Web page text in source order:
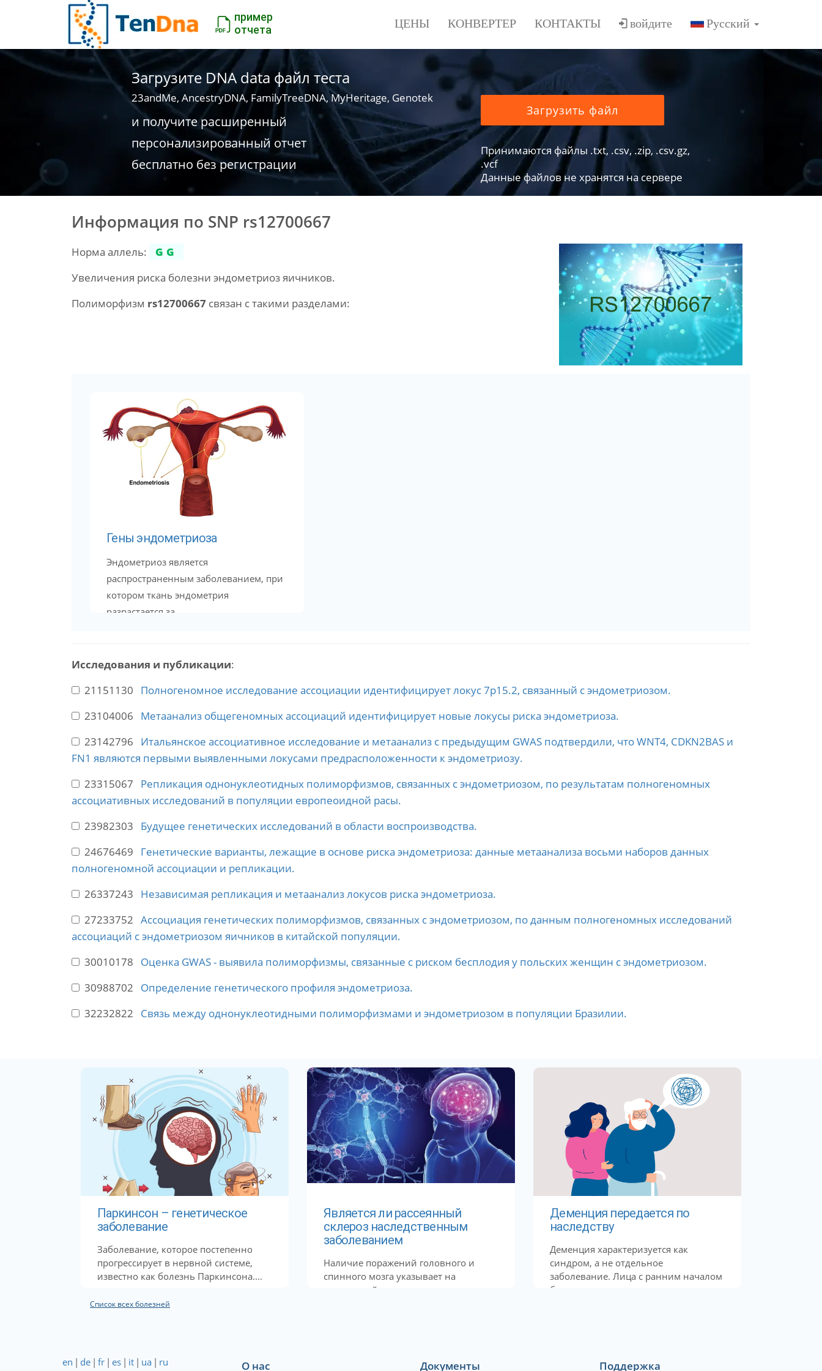
пример
отчета
ЦЕНЫ КОНВЕРТЕР КОНТАКТЫ войдите
Загрузите DNA data файл теста
23andMe, AncestryDNA, FamilyTreeDNA, MyHeritage, Genotek
и получите расширенный
персонализированный отчет
бесплатно без регистрации
Загрузить файл
Принимаются файлы .txt, .csv, .zip, .csv.gz,
.vcf
Данные файлов не хранятся на сервере
Информация по SNP rs12700667
Норма аллель:
GG
Увеличения риска болезни эндометриоз яичников.
Полиморфизм rs12700667 связан с такими разделами:
Гены эндометриоза
Эндометриоз является
распространенным заболеванием, при
котором ткань эндометрия
разрастается за...
Исследования и публикации:
21151130 Полногеномное исследование ассоциации идентифицирует локус 7p15.2, связанный с эндометриозом.
23104006 Метаанализ общегеномных ассоциаций идентифицирует новые локусы риска эндометриоза.
23142796 Итальянское ассоциативное исследование и метаанализ с предыдущим GWAS подтвердили, что WNT4, CDKN2BAS и
FN1 являются первыми выявленными локусами предрасположенности к эндометриозу.
23315067 Репликация однонуклеотидных полиморфизмов, связанных с эндометриозом, по результатам полногеномных
ассоциативных исследований в популяции европеоидной расы.
23982303 Будущее генетических исследований в области воспроизводства.
24676469 Генетические варианты, лежащие в основе риска эндометриоза: данные метаанализа восьми наборов данных
полногеномной ассоциации и репликации.
26337243 Независимая репликация и метаанализ локусов риска эндометриоза.
27233752 Ассоциация генетических полиморфизмов, связанных с эндометриозом, по данным полногеномных исследований
ассоциаций с эндометриозом яичников в китайской популяции.
30010178 Оценка GWAS - выявила полиморфизмы, связанные с риском бесплодия у польских женщин с эндометриозом.
30988702 Определение генетического профиля эндометриоза.
32232822 Связь между однонуклеотидными полиморфизмами и эндометриозом в популяции Бразилии.
Паркинсон – генетическое
заболевание
Заболевание, которое постепенно
прогрессирует в нервной системе,
известно как болезнь Паркинсона....
Является ли рассеянный
склероз наследственным
заболеванием
Наличие поражений головного и
спинного мозга указывает на
рассеянный склероз — состояние,
Деменция передается по
наследству
Деменция характеризуется как
синдром, а не отдельное
заболевание. Лица с ранним началом
болезни...
Список всех болезней
en | de | fr | es | it | ua | ru О нас Документы Поддержка